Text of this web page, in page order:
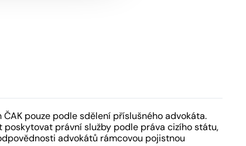
pouze podle sdělení příslušného advokáta.
právní služby podle práva cizího státu,
advokátů rámcovou pojistnou